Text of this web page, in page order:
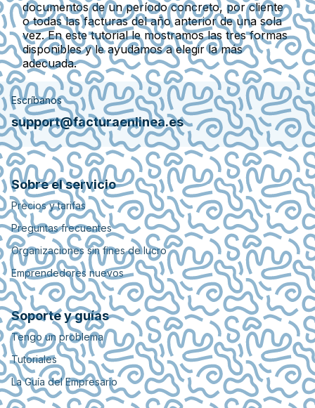
documentos de un período concreto, por cliente
o todas las facturas del año anterior de una sola
vez. En este tutorial le mostramos las tres formas
disponibles y le ayudamos a elegir la más
adecuada.
Escríbanos
support@facturaenlinea.es
Sobre el servicio
Precios y tarifas
Preguntas frecuentes
Organizaciones sin fines de lucro
Emprendedores nuevos
Soporte y guías
Tengo un problema
Tutoriales
La Guía del Empresario